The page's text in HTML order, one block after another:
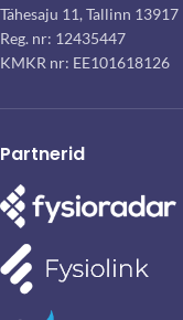
Tähesaju 11, Tallinn 13917
Reg. nr: 12435447
KMKR nr: EE101618126
Partnerid